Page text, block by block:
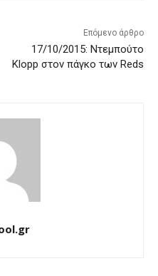
Επόμενο άρθρο
17/10/2015: Ντεμπούτο
Klopp στον πάγκο των Reds